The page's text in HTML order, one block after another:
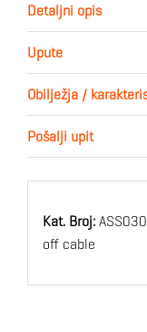
Detaljni opis
Upute
Obilježja /
Pošalji upit
Kat. Broj:
off cable